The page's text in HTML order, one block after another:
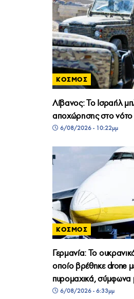
ΚΟΣΜΟΣ
Λίβανος: Το Ισραήλ
αποχώρησης στο νότο
6/08/2026 - 10:22μμ
ΚΟΣΜΟΣ
Γερμανία: Το
οποίο βρέθηκε drone
πυρομαχικά, σύμφωνα
6/08/2026 - 6:33μμ